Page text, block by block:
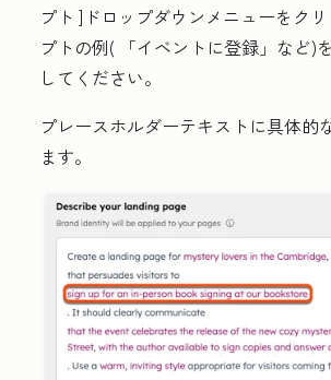
プト ]ドロップダウンメニューをクリ
プトの例( 「イベントに登録」 など)
してください。
プレースホルダーテキストに具体的
ます。